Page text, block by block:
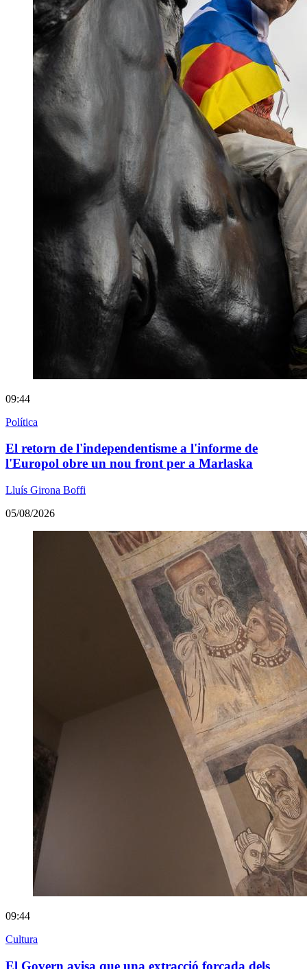
09:44
Política
El retorn de l'independentisme a l'informe de
l'Europol obre un nou front per a Marlaska
Lluís Girona Boffi
05/08/2026
09:44
Cultura
El Govern avisa que una extracció forçada dels